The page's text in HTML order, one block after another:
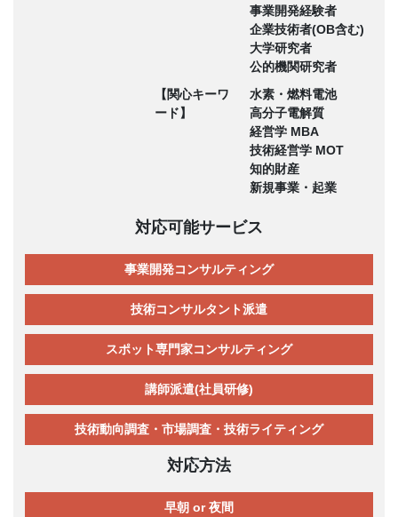
事業開発経験者
企業技術者(OB含む)
大学研究者
公的機関研究者
【関心キーワ
ード】
水素・燃料電池
高分子電解質
経営学 MBA
技術経営学 MOT
知的財産
新規事業・起業
対応可能サービス
事業開発コンサルティング
技術コンサルタント派遣
スポット専門家コンサルティング
講師派遣(社員研修)
技術動向調査・市場調査・技術ライティング
対応方法
早朝 or 夜間